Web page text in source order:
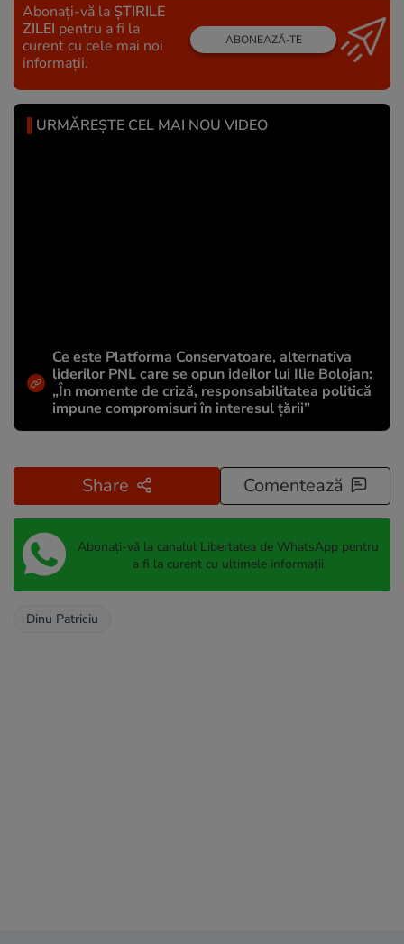
Abonați-vă la ȘTIRILE
ZILEI pentru a fi la
curent cu cele mai noi
informații.
ABONEAZĂ-TE
URMĂREȘTE CEL MAI NOU VIDEO
Ce este Platforma Conservatoare, alternativa
liderilor PNL care se opun ideilor lui Ilie Bolojan:
„În momente de criză, responsabilitatea politică
impune compromisuri în interesul țării”
Share Comentează
Abonați-vă la canalul Libertatea de WhatsApp pentru
a fi la curent cu ultimele informații
Dinu Patriciu